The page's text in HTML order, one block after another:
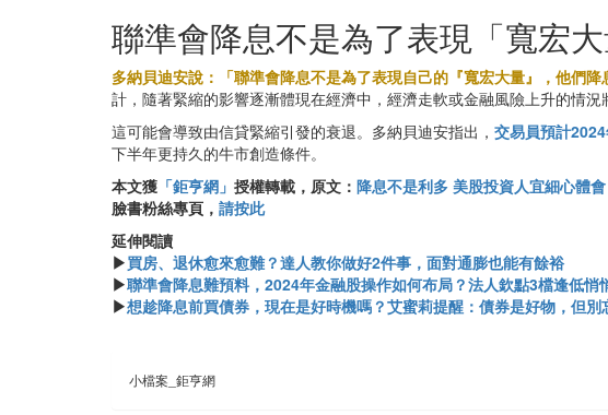
聯準會降息不是為了表現「寬宏大
多納貝迪安說：「聯準會降息不是為了表現自己的『寬宏大量』，他們降
計，隨著緊縮的影響逐漸體現在經濟中，經濟走軟或金融風險上升的情況
這可能會導致由信貸緊縮引發的衰退。多納貝迪安指出， 交易員預計
下半年更持久的牛市創造條件。
本文獲 「鉅亨網」 授權轉載，原文： 降息不是利多 美股投資人宜細心體會
臉書粉絲專頁， 請按此
延伸閱讀
▶買房、退休愈來愈難？達人教你做好2件事，面對通膨也能有餘裕
▶聯準會降息難預料，2024年金融股操作如何布局？法人欽點3檔逢低悄
▶想趁降息前買債券，現在是好時機嗎？艾蜜莉提醒：債券是好物，但別
小檔案_鉅亨網